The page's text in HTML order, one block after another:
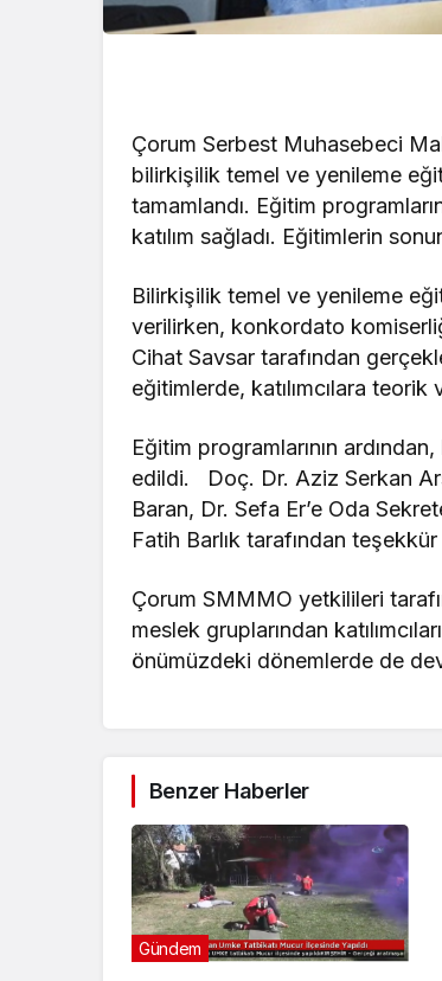
Çorum Serbest Muhasebeci
bilirkişilik temel ve yenileme
tamamlandı. Eğitim
katılım sağladı. Eğitimlerin
Bilirkişilik temel ve yenileme
verilirken, konkordato
Cihat Savsar tarafından
eğitimlerde, katılımcılara
Eğitim programlarının
edildi. Doç. Dr. Aziz Serkan
Baran, Dr. Sefa Er’e Oda
Fatih Barlık tarafından
Çorum SMMMO yetkilileri
meslek gruplarından
önümüzdeki dönemlerde de
Benzer Haberler
Gündem